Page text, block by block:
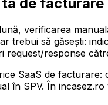
verificarea
trebui să găsești:
request/response
SaaS de
în SPV. În